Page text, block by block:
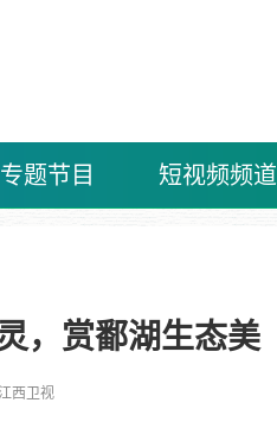
专题节目 短视频频道
，赏鄱湖生态美
西卫视